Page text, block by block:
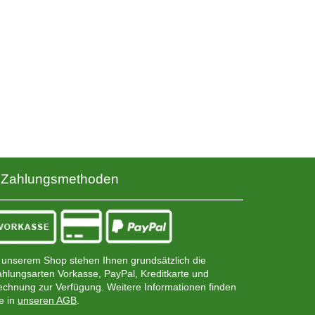
Zahlungsmethoden
unserem Shop stehen Ihnen grundsätzlich die
Vorkasse, PayPal, Kreditkarte und
zur Verfügung. Weitere Informationen finden
in unseren AGB